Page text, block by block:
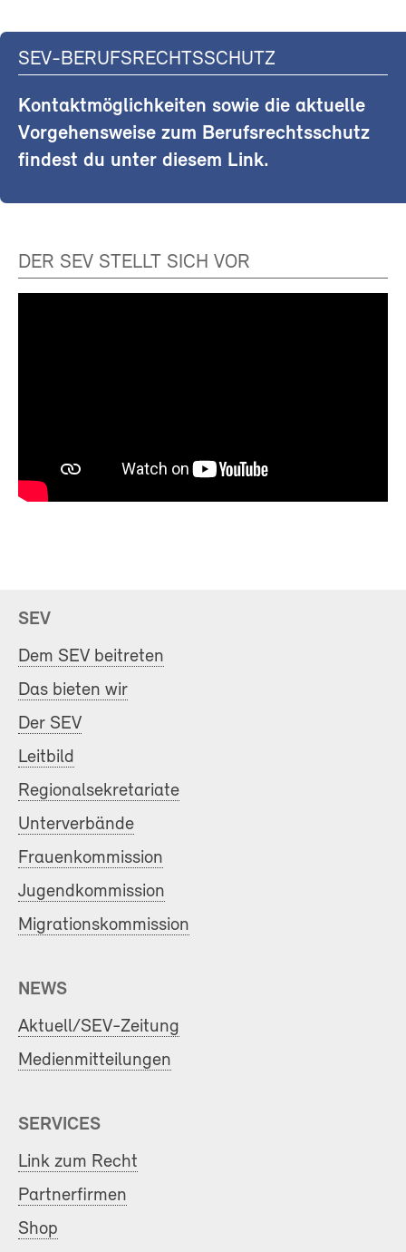
SEV-BERUFSRECHTSSCHUTZ
Kontaktmöglichkeiten sowie die aktuelle
Vorgehensweise zum Berufsrechtsschutz
findest du unter diesem Link.
DER SEV STELLT SICH VOR
SEV
Dem SEV beitreten
Das bieten wir
Der SEV
Leitbild
Regionalsekretariate
Unterverbände
Frauenkommission
Jugendkommission
Migrationskommission
NEWS
Aktuell/SEV-Zeitung
Medienmitteilungen
SERVICES
Link zum Recht
Partnerfirmen
Shop